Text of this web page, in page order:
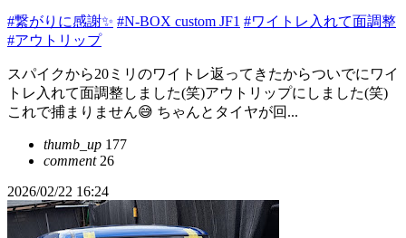
#繋がりに感謝✨ #N-BOX custom JF1 #ワイトレ入れて面調整
#アウトリップ
スパイクから20ミリのワイトレ返ってきたからついでにワイ
トレ入れて面調整しました(笑)アウトリップにしました(笑)
これで捕まりません😅 ちゃんとタイヤが回...
thumb_up 177
comment26
2026/02/22 16:24